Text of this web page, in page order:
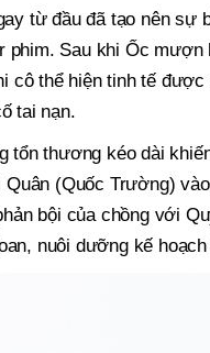
từ đầu đã tạo nên sự
phim. Sau khi Ốc mượn
cô thể hiện tinh tế
tai nạn.
tổn thương kéo dài
(Quốc Trường)
bội của chồng với
nuôi dưỡng kế